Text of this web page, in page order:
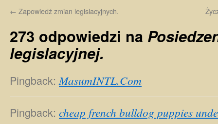
← Zapowiedź zmian legislacyjnych.
273 odpowiedzi na
legislacyjnej.
Pingback: MasumINTL.Com
Pingback: cheap french bulldog puppies